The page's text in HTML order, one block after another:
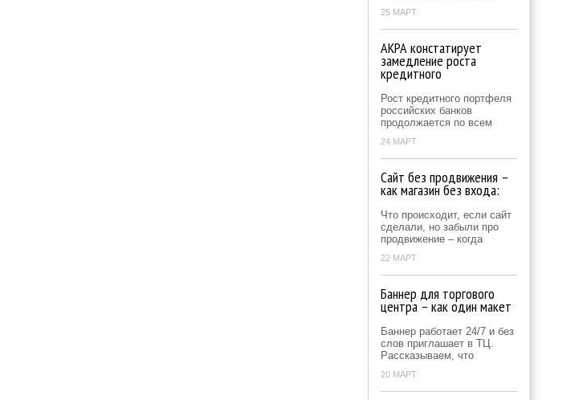
25 МАРТ
АКРА констатирует
замедление роста
кредитного
Рост кредитного портфеля
российских банков
продолжается по всем
24 МАРТ
Сайт без продвижения –
как магазин без входа:
Что происходит, если сайт
сделали, но забыли про
продвижение – когда
22 МАРТ
Баннер для торгового
центра – как один макет
Баннер работает 24/7 и без
слов приглашает в ТЦ.
Рассказываем, что
20 МАРТ